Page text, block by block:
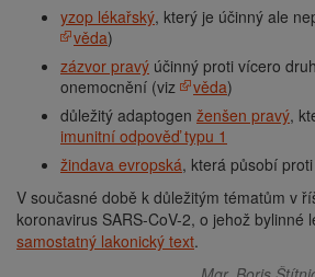
yzop lékařský, který je účinný ale
věda)
zázvor pravý účinný proti vícero
onemocnění (viz
věda)
důležitý adaptogen ženšen pravý,
imunitní odpověď typu 1
žindava evropská, která působí proti
V současné době k důležitým tématům v
koronavirus SARS-CoV-2, o jehož bylinné
samostatný lakonický text.